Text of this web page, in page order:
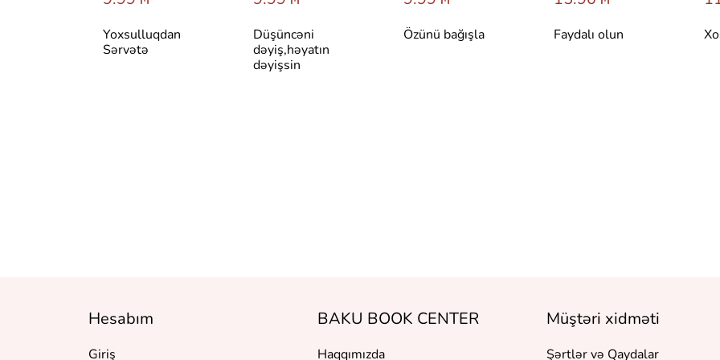
Yoxsulluqdan
Sərvətə
Düşüncəni
dəyiş,həyatın
dəyişsin
Özünü bağışla Faydalı olun
Hesabım
Giriş
BAKU BOOK CENTER
Haqqımızda
Müştəri xidməti
Şərtlər və Qaydalar